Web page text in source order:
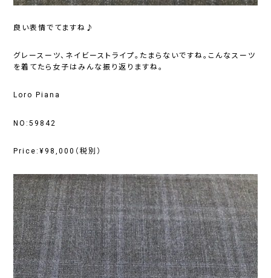
良い表情でてますね♪
グレースーツ、ネイビーストライプ。たまらないですね。こんなスーツ
を着てたら女子はみんな振り返りますね。
Loro Piana
NO:59842
Price:¥98,000（税別）